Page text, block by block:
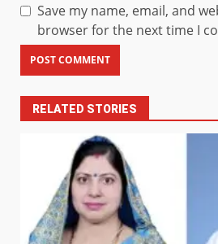
Save my name, email, and
browser for the next time I
RELATED STORIES